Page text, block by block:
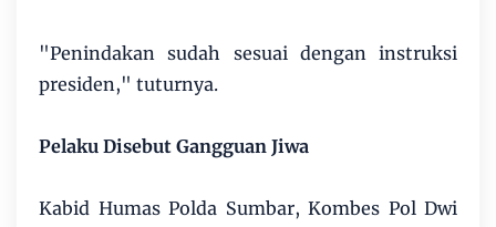
"Penindakan sudah sesuai dengan instruksi
presiden," tuturnya.
Pelaku Disebut Gangguan Jiwa
Kabid Humas Polda Sumbar, Kombes Pol Dwi